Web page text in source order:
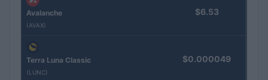
Avalanche
(AVAX)
$6.53
Terra Luna Classic
(LUNC)
$0.000049